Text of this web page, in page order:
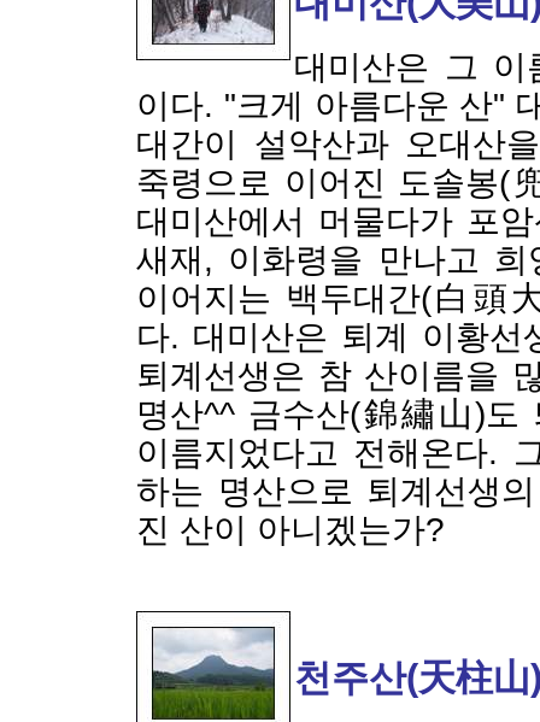
대미산은 그 이
이다. "크게 아름다운 산"
대간이 설악산과 오대산
죽령으로 이어진 도솔봉(
대미산에서 머물다가 포
새재, 이화령을 만나고
이어지는 백두대간(白頭
다. 대미산은 퇴계 이황선
퇴계선생은 참 산이름을
명산^^ 금수산(錦繡山)도
이름지었다고 전해온다.
하는 명산으로 퇴계선생
진 산이 아니겠는가?
천주산(天柱山